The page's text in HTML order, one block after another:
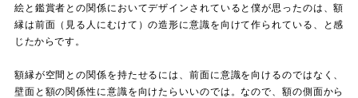
絵と鑑賞者との関係においてデザインされていると僕が思ったのは、額
縁は前面（見る人にむけて）の造形に意識を向けて作られている、と感
じたからです。
額縁が空間との関係を持たせるには、前面に意識を向けるのではなく、
壁面と額の関係性に意識を向けたらいいのでは。なので、額の側面から